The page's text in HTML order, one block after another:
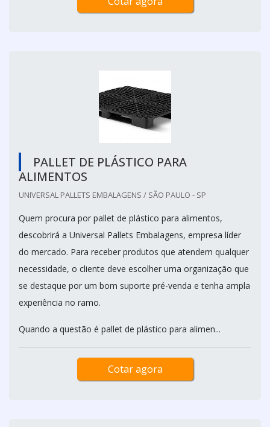
PALLET DE PLÁSTICO PARA
ALIMENTOS
UNIVERSAL PALLETS EMBALAGENS / SÃO PAULO - SP
Quem procura por pallet de plástico para alimentos,
descobrirá a Universal Pallets Embalagens, empresa líder
do mercado. Para receber produtos que atendem qualquer
necessidade, o cliente deve escolher uma organização que
se destaque por um bom suporte pré-venda e tenha ampla
experiência no ramo.
Quando a questão é pallet de plástico para alimen...
Cotar agora